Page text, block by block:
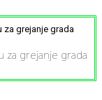
za grejanje grada